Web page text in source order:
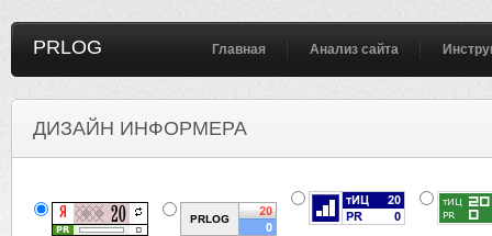
PRLOG Главная Анализ сайта
ДИЗАЙН ИНФОРМЕРА